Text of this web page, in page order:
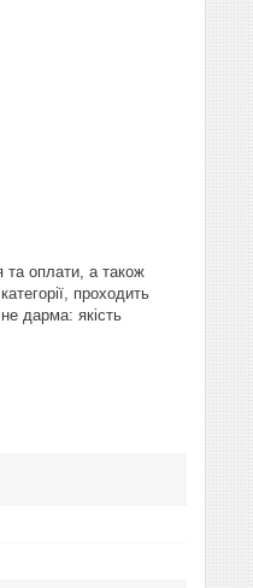
та оплати, а також
проходить
дарма: якість